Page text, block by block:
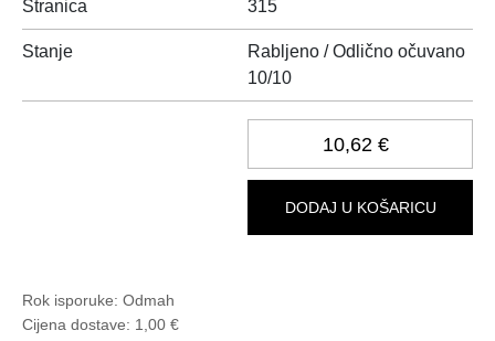
Stranica 315
Stanje
Rabljeno / Odlično očuvano
10/10
10,62 €
DODAJ U KOŠARICU
Rok isporuke: Odmah
Cijena dostave: 1,00 €